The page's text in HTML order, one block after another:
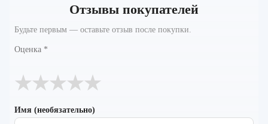
Отзывы покупателей
Будьте первым — оставьте отзыв после покупки.
Оценка *
★
★
★
★
★
Имя (необязательно)